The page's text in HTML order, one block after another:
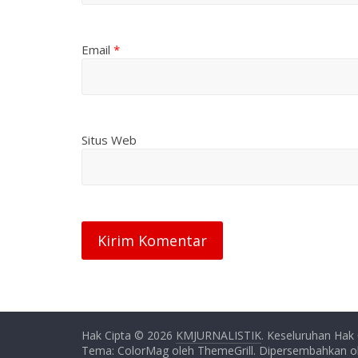
Email *
Situs Web
Hak Cipta © 2026 KMJURNALISTIK. Keseluruhan Hak
Tema: ColorMag oleh ThemeGrill. Dipersembahkan